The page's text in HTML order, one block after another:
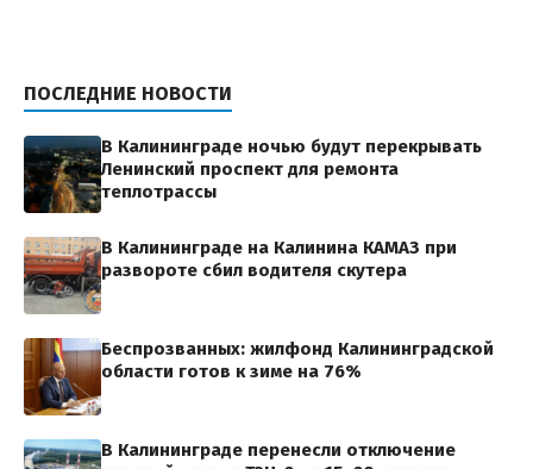
ПОСЛЕДНИЕ НОВОСТИ
В Калининграде ночью будут перекрывать
Ленинский проспект для ремонта
теплотрассы
В Калининграде на Калинина КАМАЗ при
развороте сбил водителя скутера
Беспрозванных: жилфонд Калининградской
области готов к зиме на 76%
В Калининграде перенесли отключение